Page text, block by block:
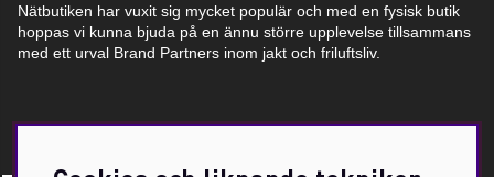
Nätbutiken har vuxit sig mycket populär och med en fysisk butik
hoppas vi kunna bjuda på en ännu större upplevelse tillsammans
med ett urval Brand Partners inom jakt och friluftsliv.